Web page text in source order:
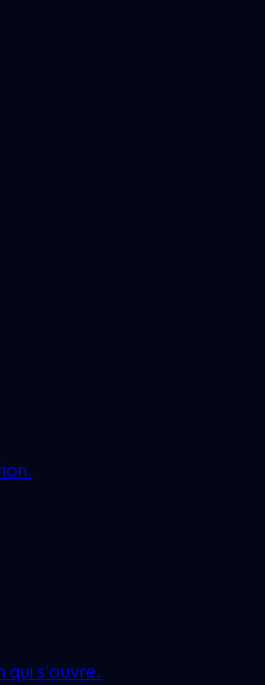
qui s'ouvre.